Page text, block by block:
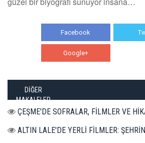
Facebook
Google+
DİĞER
MAKALELER
ÇEŞME'DE SOFRALAR, FİLMLER VE
ALTIN LALE'DE YERLİ FİLMLER: